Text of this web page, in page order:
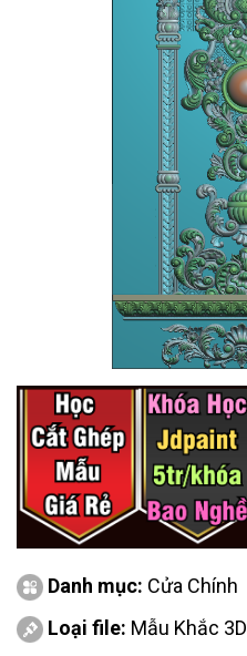
Danh mục: Cửa Chính
Loại file: Mẫu Khắc 3D